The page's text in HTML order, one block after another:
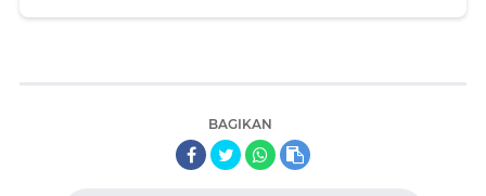
BAGIKAN